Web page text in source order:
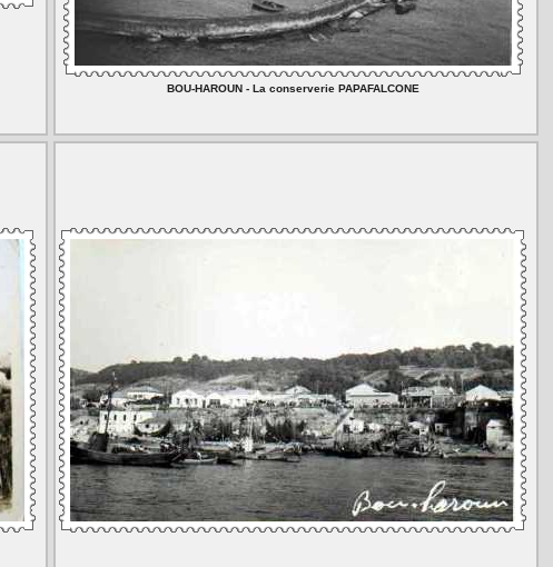
BOU-HAROUN - La conserverie PAPAFALCONE